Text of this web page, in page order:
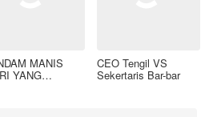
MANIS
YANG
CEO Tengil VS
Sekertaris Bar-bar